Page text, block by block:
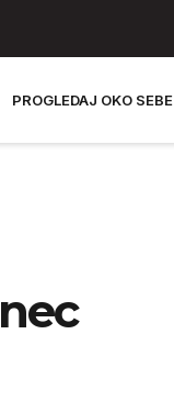
PROGLEDAJ OKO SEBE